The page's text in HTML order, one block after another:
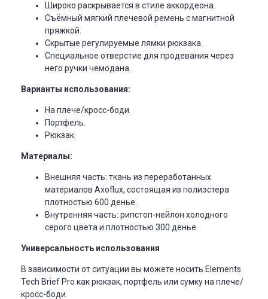
Широко раскрывается в стиле аккордеона.
Съёмный мягкий плечевой ремень с магнитной
пряжкой.
Скрытые регулируемые лямки рюкзака.
Специальное отверстие для продевания через
него ручки чемодана.
Варианты использования:
На плече/кросс-боди.
Портфель.
Рюкзак.
Материалы:
Внешняя часть: ткань из переработанных
материалов Axoflux, состоящая из полиэстера
плотностью 600 денье.
Внутренняя часть: рипстоп-нейлон холодного
серого цвета и плотностью 300 денье.
Универсальность использования
В зависимости от ситуации вы можете носить Elements
Tech Brief Pro как рюкзак, портфель или сумку на плече/
кросс-боди.